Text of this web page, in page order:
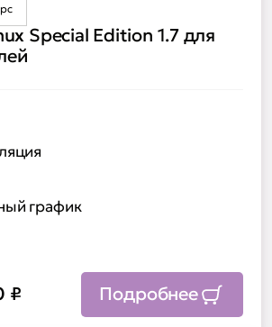
Special Edition 1.7 для
график
₽ Подробнее